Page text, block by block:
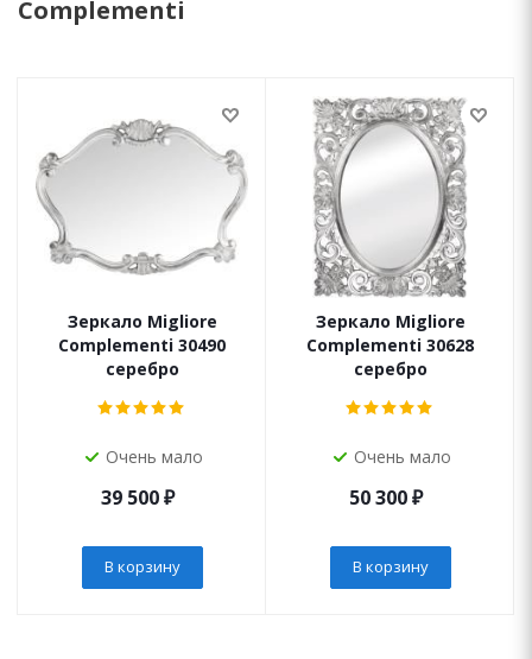
Complementi
Зеркало Migliore
Complementi 30490
серебро
Очень мало
39 500₽
В корзину
Зеркало Migliore
Complementi 30628
серебро
Очень мало
50 300₽
В корзину